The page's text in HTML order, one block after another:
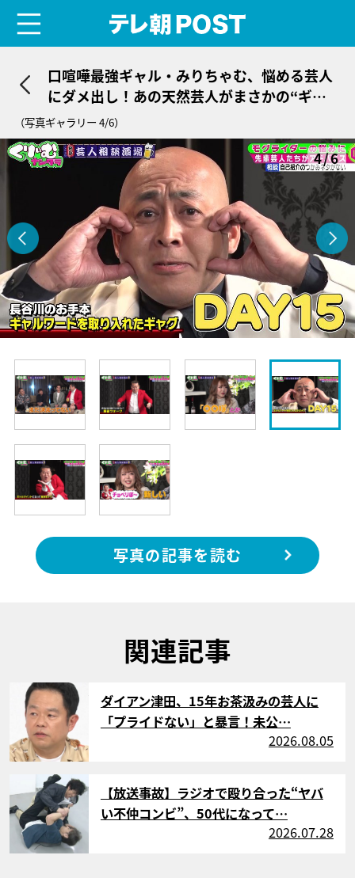
口喧嘩最強ギャル・みりちゃむ、悩める芸人
にダメ出し！あの天然芸人がまさかの“ギャ
ル化”
（写真ギャラリー 4/6）
4/6
写真の記事を読む
関連記事
ダイアン津田、15年お茶汲みの芸人に
「プライドない」と暴言！未公…
2026.08.05
【放送事故】ラジオで殴り合った“ヤバ
い不仲コンビ”、50代になって…
2026.07.28